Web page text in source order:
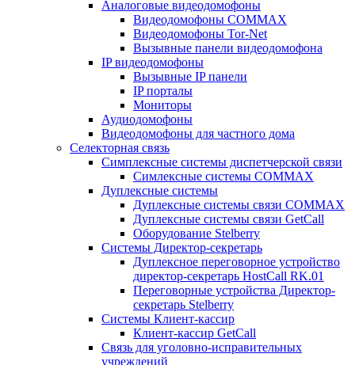
Аналоговые видеодомофоны
Видеодомофоны COMMAX
Видеодомофоны Tor-Net
Вызывные панели видеодомофона
IP видеодомофоны
Вызывные IP панели
IP порталы
Мониторы
Аудиодомофоны
Видеодомофоны для частного дома
Селекторная связь
Симплексные системы диспетчерской связи
Симлексные системы COMMAX
Дуплексные системы
Дуплексные системы связи COMMAX
Дуплексные системы связи GetCall
Оборудование Stelberry
Системы Директор-секретарь
Дуплексное переговорное устройство
директор-секретарь HostCall RK.01
Переговорные устройства Директор-
секретарь Stelberry
Системы Клиент-кассир
Клиент-кассир GetCall
Связь для уголовно-исправительных
учреждений